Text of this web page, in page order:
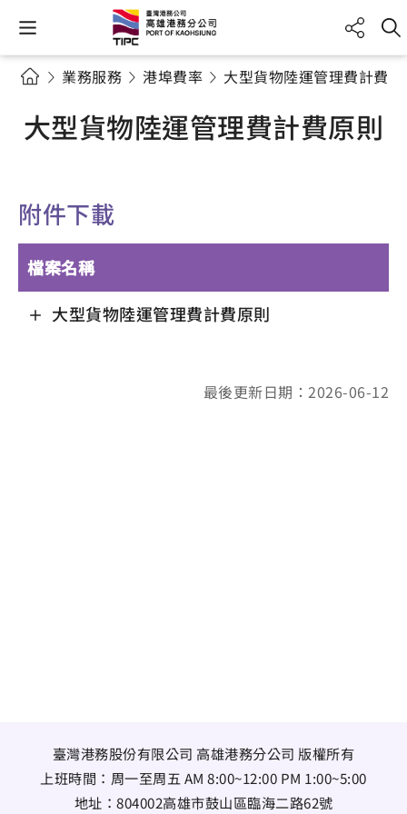
業務服務 港埠費率 大型貨物陸運管理費計費
大型貨物陸運管理費計費原則
附件下載
檔案名稱
大型貨物陸運管理費計費原則
最後更新日期：2026-06-12
臺灣港務股份有限公司 高雄港務分公司 版權所有
上班時間：周一至周五 AM 8:00~12:00 PM 1:00~5:00
地址： 804002高雄市鼓山區臨海二路62號